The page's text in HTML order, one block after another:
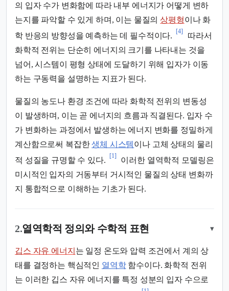
의 입자 수가 변화함에 따라 내부 에너지가 어떻게 변하
는지를 파악할 수 있게 하며, 이는 물질의상평형이나 화
학 반응의 방향성을 예측하는 데 필수적이다.
[4]
따라서
화학적 전위는 단순히 에너지의 크기를 나타내는 것을
넘어, 시스템이 평형 상태에 도달하기 위해 입자가 이동
하는 구동력을 설명하는 지표가 된다.
물질의 농도나 환경 조건에 따라 화학적 전위의 변동성
이 발생하며, 이는 곧 에너지의 흐름과 직결된다. 입자 수
가 변화하는 과정에서 발생하는 에너지 변화를 정밀하게
계산함으로써 복잡한생체 시스템이나 고체 상태의 물리
적 성질을 규명할 수 있다.
[1]
이러한 열역학적 모델링은
미시적인 입자의 거동부터 거시적인 물질의 상태 변화까
지 통합적으로 이해하는 기초가 된다.
2.열역학적 정의와 수학적 표현 ▾
깁스 자유 에너지 는 일정 온도와 압력 조건에서 계의 상
태를 결정하는 핵심적인 열역학함수이다. 화학적 전위
는 이러한 깁스 자유 에너지를 특정 성분의 입자 수으로